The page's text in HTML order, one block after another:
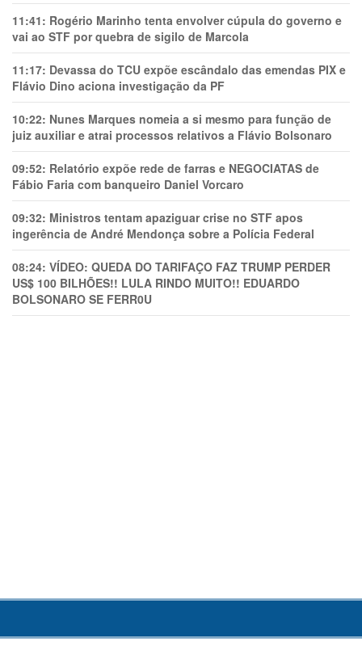
11:41: Rogério Marinho tenta envolver cúpula do governo e
vai ao STF por quebra de sigilo de Marcola
11:17: Devassa do TCU expõe escândalo das emendas PIX e
Flávio Dino aciona investigação da PF
10:22: Nunes Marques nomeia a si mesmo para função de
juiz auxiliar e atrai processos relativos a Flávio Bolsonaro
09:52: Relatório expõe rede de farras e NEGOCIATAS de
Fábio Faria com banqueiro Daniel Vorcaro
09:32: Ministros tentam apaziguar crise no STF apos
ingerência de André Mendonça sobre a Polícia Federal
08:24: VÍDEO: QUEDA DO TARIFAÇO FAZ TRUMP PERDER
US$ 100 BILHÕES!! LULA RINDO MUITO!! EDUARDO
BOLSONARO SE FERR0U